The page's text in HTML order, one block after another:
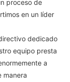
proceso de
en un líder
dedicado
equipo presta
a
manera